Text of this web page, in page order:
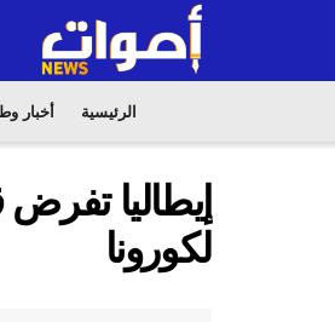
الرئيسية أخبار
إيطاليا
لكورونا